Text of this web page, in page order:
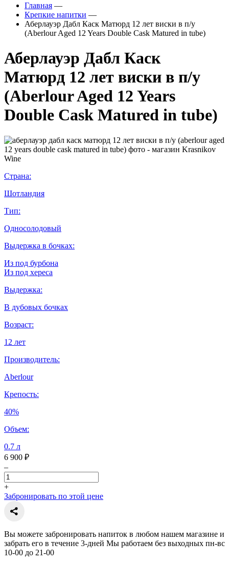
Главная —
Крепкие напитки —
Аберлауэр Дабл Каск Матюрд 12 лет виски в п/у
(Aberlour Aged 12 Years Double Cask Matured in tube)
Аберлауэр Дабл Каск
Матюрд 12 лет виски в п/у
(Aberlour Aged 12 Years
Double Cask Matured in tube)
Страна:
Шотландия
Тип:
Односолодовый
Выдержка в бочках:
Из под бурбона
Из под хереса
Выдержка:
В дубовых бочках
Возраст:
12 лет
Производитель:
Aberlour
Крепость:
40%
Объем:
0.7 л
6 900 ₽
–
+
Забронировать по этой цене
Вы можете забронировать напиток в любом нашем магазине и
забрать его в течение 3-дней Мы работаем без выходных пн-вс
10-00 до 21-00